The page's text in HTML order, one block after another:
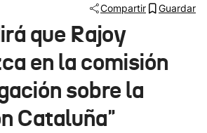
Ikusmiran
Eguraldia
Compartir Guardar
que Rajoy
en la comisión
sobre la
Cataluña"